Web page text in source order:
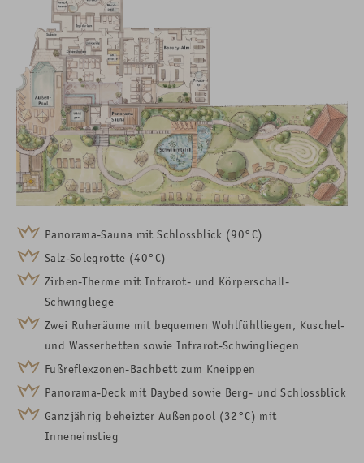
Panorama-Sauna mit Schlossblick (90°C)
Salz-Solegrotte (40°C)
Zirben-Therme mit Infrarot- und Körperschall-
Schwingliege
Zwei Ruheräume mit bequemen Wohlfühlliegen, Kuschel-
und Wasserbetten sowie Infrarot-Schwingliegen
Fußreflexzonen-Bachbett zum Kneippen
Panorama-Deck mit Daybed sowie Berg- und Schlossblick
Ganzjährig beheizter Außenpool (32°C) mit
Inneneinstieg